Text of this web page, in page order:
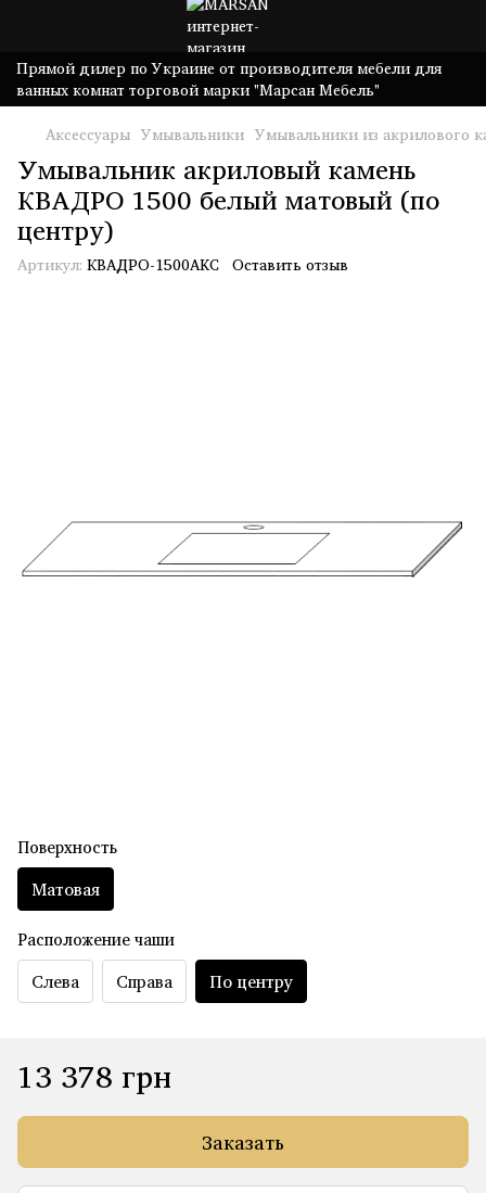
Прямой дилер по Украине от производителя мебели для
ванных комнат торговой марки "Марсан Мебель"
Аксессуары Умывальники Умывальники из акрилового
Умывальник акриловый камень
КВАДРО 1500 белый матовый (по
центру)
Артикул: КВАДРО-1500AKС Оставить отзыв
Поверхность
Матовая
Расположение чаши
Слева Справа По центру
13 378 грн
Заказать